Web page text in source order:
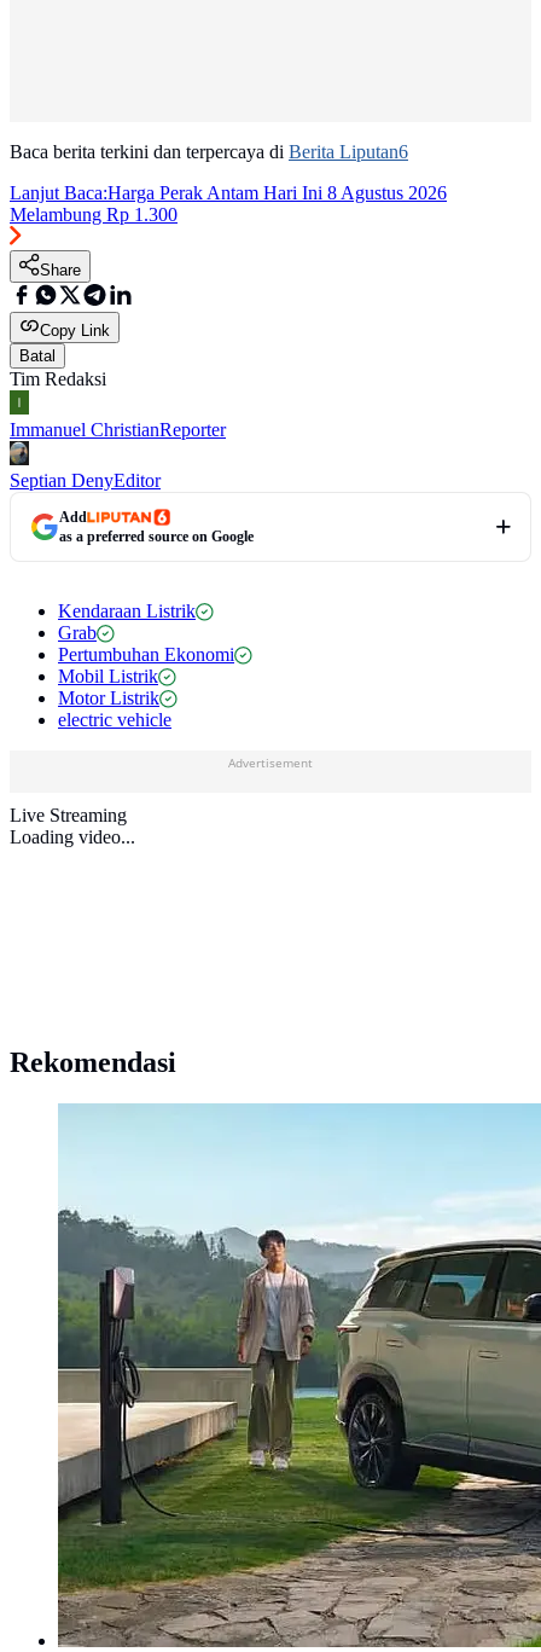
Baca berita terkini dan terpercaya di Berita Liputan6
Lanjut Baca:Harga Perak Antam Hari Ini 8 Agustus 2026
Melambung Rp 1.300
Share
Copy Link
Batal
Tim Redaksi
Immanuel ChristianReporter
Septian DenyEditor
Add
as a preferred source on Google
Kendaraan Listrik
Grab
Pertumbuhan Ekonomi
Mobil Listrik
Motor Listrik
electric vehicle
Advertisement
Live Streaming
Loading video...
Rekomendasi